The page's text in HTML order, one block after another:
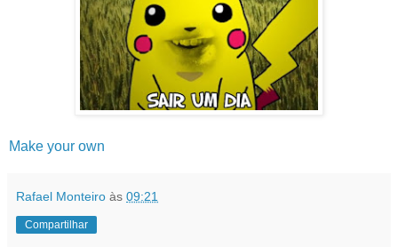
Make your own
Rafael Monteiro às 09:21
Compartilhar